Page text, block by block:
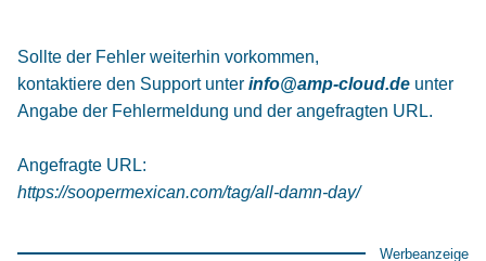
Sollte der Fehler weiterhin vorkommen,
kontaktiere den Support unter info@amp-cloud.de unter
Angabe der Fehlermeldung und der angefragten URL.
Angefragte URL:
https://soopermexican.com/tag/all-damn-day/
Werbeanzeige